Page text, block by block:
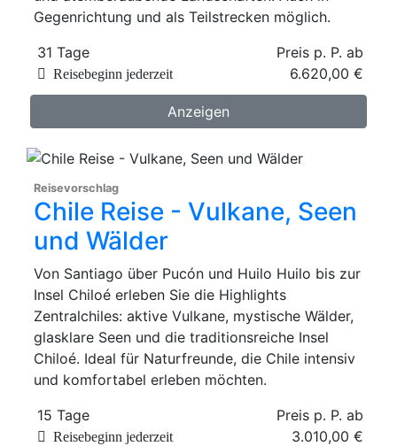
Gegenrichtung und als Teilstrecken möglich.
31 Tage
Preis p. P. ab
6.620,00 €
Reisebeginn jederzeit
Anzeigen
Reisevorschlag
Chile Reise - Vulkane, Seen
und Wälder
Von Santiago über Pucón und Huilo Huilo bis zur
Insel Chiloé erleben Sie die Highlights
Zentralchiles: aktive Vulkane, mystische Wälder,
glasklare Seen und die traditionsreiche Insel
Chiloé. Ideal für Naturfreunde, die Chile intensiv
und komfortabel erleben möchten.
15 Tage
Preis p. P. ab
3.010,00 €
Reisebeginn jederzeit